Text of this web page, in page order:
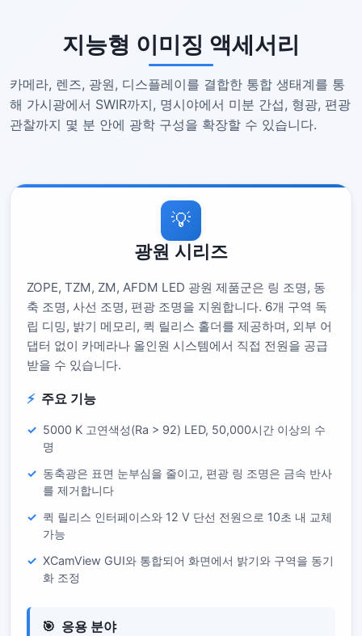
지능형 이미징 액세서리
카메라, 렌즈, 광원, 디스플레이를 결합한 통합 생태계를 통
해 가시광에서 SWIR까지, 명시야에서 미분 간섭, 형광, 편광
관찰까지 몇 분 안에 광학 구성을 확장할 수 있습니다.
💡
광원 시리즈
ZOPE, TZM, ZM, AFDM LED 광원 제품군은 링 조명, 동
축 조명, 사선 조명, 편광 조명을 지원합니다. 6개 구역 독
립 디밍, 밝기 메모리, 퀵 릴리스 홀더를 제공하며, 외부 어
댑터 없이 카메라나 올인원 시스템에서 직접 전원을 공급
받을 수 있습니다.
주요 기능
5000 K 고연색성(Ra > 92) LED, 50,000시간 이상의 수
명
동축광은 표면 눈부심을 줄이고, 편광 링 조명은 금속 반사
를 제거합니다
퀵 릴리스 인터페이스와 12 V 단선 전원으로 10초 내 교체
가능
XCamView GUI와 통합되어 화면에서 밝기와 구역을 동기
화 조정
응용 분야